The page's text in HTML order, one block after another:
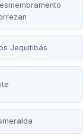
Jequitibás